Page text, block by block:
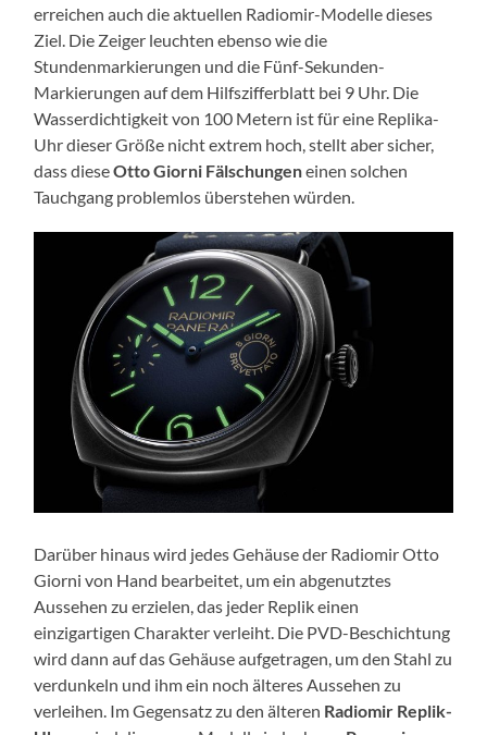
erreichen auch die aktuellen Radiomir-Modelle dieses
Ziel. Die Zeiger leuchten ebenso wie die
Stundenmarkierungen und die Fünf-Sekunden-
Markierungen auf dem Hilfszifferblatt bei 9 Uhr. Die
Wasserdichtigkeit von 100 Metern ist für eine Replika-
Uhr dieser Größe nicht extrem hoch, stellt aber sicher,
dass dieseOtto Giorni Fälschungeneinen solchen
Tauchgang problemlos überstehen würden.
Darüber hinaus wird jedes Gehäuse der Radiomir Otto
Giorni von Hand bearbeitet, um ein abgenutztes
Aussehen zu erzielen, das jeder Replik einen
einzigartigen Charakter verleiht. Die PVD-Beschichtung
wird dann auf das Gehäuse aufgetragen, um den Stahl zu
verdunkeln und ihm ein noch älteres Aussehen zu
verleihen. Im Gegensatz zu den älteren Radiomir Replik-